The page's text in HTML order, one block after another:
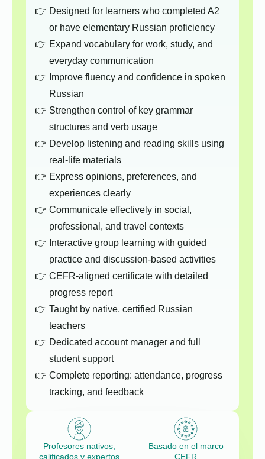
Designed for learners who completed A2
or have elementary Russian proficiency
Expand vocabulary for work, study, and
everyday communication
Improve fluency and confidence in spoken
Russian
Strengthen control of key grammar
structures and verb usage
Develop listening and reading skills using
real-life materials
Express opinions, preferences, and
experiences clearly
Communicate effectively in social,
professional, and travel contexts
Interactive group learning with guided
practice and discussion-based activities
CEFR-aligned certificate with detailed
progress report
Taught by native, certified Russian
teachers
Dedicated account manager and full
student support
Complete reporting: attendance, progress
tracking, and feedback
Profesores nativos,
calificados y expertos
Basado en el marco
CEFR